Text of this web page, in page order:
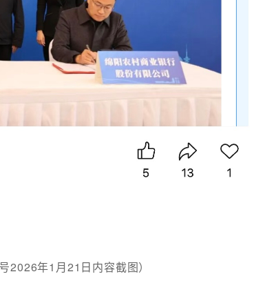
2026年1月21日内容截图）